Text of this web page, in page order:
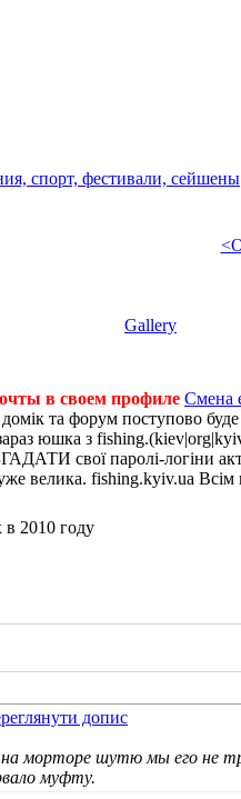
спорт, фестивали, сейшены
Gallery
в своем профиле Смена
та форум поступово
юшка з
свої паролі-логіни
велика. fishing.kyiv.ua
2010 году
морторе шутю мы его не
муфту.